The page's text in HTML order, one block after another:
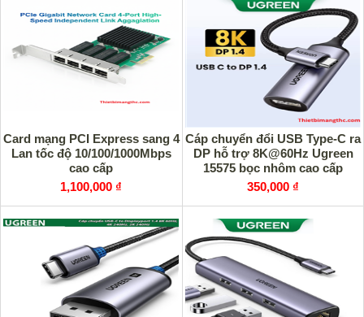
Card mạng PCI Express sang 4
Lan tốc độ 10/100/1000Mbps
cao cấp
1,100,000 ₫
Cáp chuyển đổi USB Type-C ra
DP hỗ trợ 8K@60Hz Ugreen
15575 bọc nhôm cao cấp
350,000 ₫